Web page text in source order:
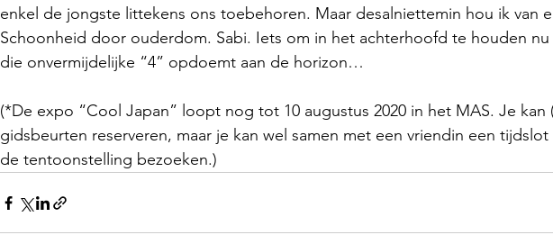
enkel de jongste littekens ons toebehoren. Maar desalniettemin hou ik van
Schoonheid door ouderdom. Sabi. Iets om in het achterhoofd te houden
die onvermijdelijke “4” opdoemt aan de horizon…
(*De expo “Cool Japan” loopt nog tot 10 augustus 2020 in het MAS. Je kan
gidsbeurten reserveren, maar je kan wel samen met een vriendin een tijdslot
de tentoonstelling bezoeken.)